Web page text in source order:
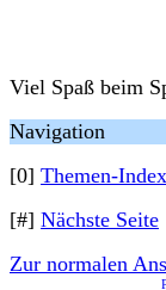
Viel Spaß beim
Navigation
[0] Themen-Index
[#] Nächste Seite
Zur normalen